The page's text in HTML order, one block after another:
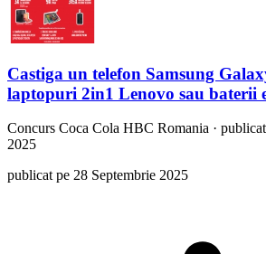
Castiga un telefon Samsung
laptopuri 2in1 Lenovo sau baterii
Concurs Coca Cola HBC Romania ·
2025
publicat pe 28 Septembrie 2025